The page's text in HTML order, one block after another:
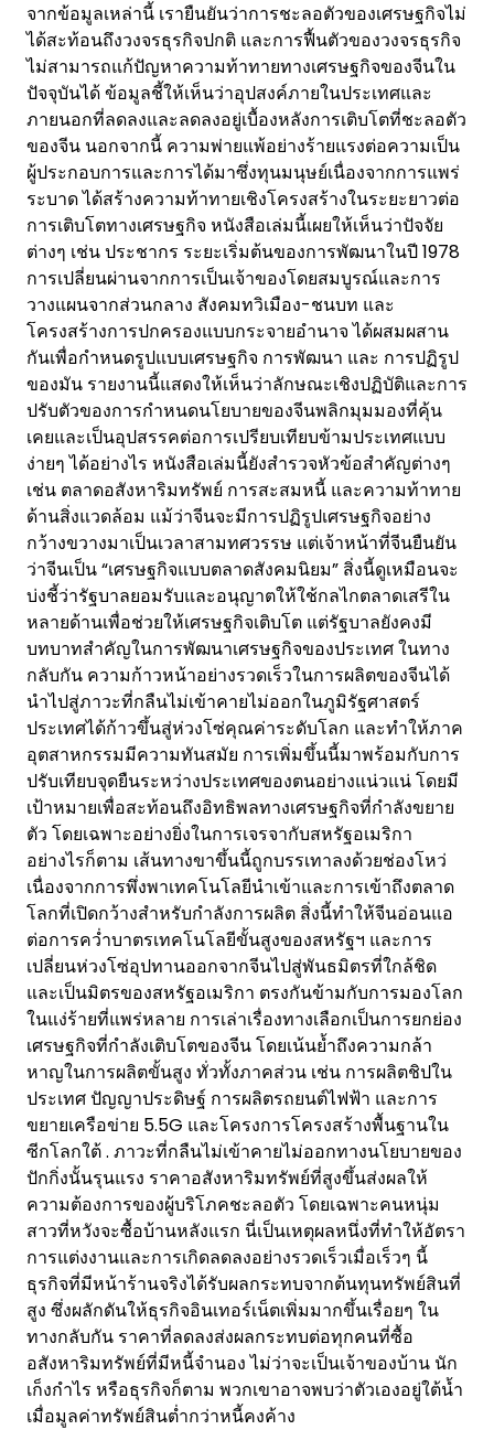
จากข้อมูลเหล่านี้ เรายืนยันว่าการชะลอตัวของเศรษฐกิจไม่
ได้สะท้อนถึงวงจรธุรกิจปกติ และการฟื้นตัวของวงจรธุรกิจ
ไม่สามารถแก้ปัญหาความท้าทายทางเศรษฐกิจของจีนใน
ปัจจุบันได้ ข้อมูลชี้ให้เห็นว่าอุปสงค์ภายในประเทศและ
ภายนอกที่ลดลงและลดลงอยู่เบื้องหลังการเติบโตที่ชะลอตัว
ของจีน นอกจากนี้ ความพ่ายแพ้อย่างร้ายแรงต่อความเป็น
ผู้ประกอบการและการได้มาซึ่งทุนมนุษย์เนื่องจากการแพร่
ระบาด ได้สร้างความท้าทายเชิงโครงสร้างในระยะยาวต่อ
การเติบโตทางเศรษฐกิจ หนังสือเล่มนี้เผยให้เห็นว่าปัจจัย
ต่างๆ เช่น ประชากร ระยะเริ่มต้นของการพัฒนาในปี 1978
การเปลี่ยนผ่านจากการเป็นเจ้าของโดยสมบูรณ์และการ
วางแผนจากส่วนกลาง สังคมทวิเมือง-ชนบท และ
โครงสร้างการปกครองแบบกระจายอำนาจ ได้ผสมผสาน
กันเพื่อกำหนดรูปแบบเศรษฐกิจ การพัฒนา และ การปฏิรูป
ของมัน รายงานนี้แสดงให้เห็นว่าลักษณะเชิงปฏิบัติและการ
ปรับตัวของการกำหนดนโยบายของจีนพลิกมุมมองที่คุ้น
เคยและเป็นอุปสรรคต่อการเปรียบเทียบข้ามประเทศแบบ
ง่ายๆ ได้อย่างไร หนังสือเล่มนี้ยังสำรวจหัวข้อสำคัญต่างๆ
เช่น ตลาดอสังหาริมทรัพย์ การสะสมหนี้ และความท้าทาย
ด้านสิ่งแวดล้อม แม้ว่าจีนจะมีการปฏิรูปเศรษฐกิจอย่าง
กว้างขวางมาเป็นเวลาสามทศวรรษ แต่เจ้าหน้าที่จีนยืนยัน
ว่าจีนเป็น “เศรษฐกิจแบบตลาดสังคมนิยม” สิ่งนี้ดูเหมือนจะ
บ่งชี้ว่ารัฐบาลยอมรับและอนุญาตให้ใช้กลไกตลาดเสรีใน
หลายด้านเพื่อช่วยให้เศรษฐกิจเติบโต แต่รัฐบาลยังคงมี
บทบาทสำคัญในการพัฒนาเศรษฐกิจของประเทศ ในทาง
กลับกัน ความก้าวหน้าอย่างรวดเร็วในการผลิตของจีนได้
นำไปสู่ภาวะที่กลืนไม่เข้าคายไม่ออกในภูมิรัฐศาสตร์
ประเทศได้ก้าวขึ้นสู่ห่วงโซ่คุณค่าระดับโลก และทำให้ภาค
อุตสาหกรรมมีความทันสมัย การเพิ่มขึ้นนี้มาพร้อมกับการ
ปรับเทียบจุดยืนระหว่างประเทศของตนอย่างแน่วแน่ โดยมี
เป้าหมายเพื่อสะท้อนถึงอิทธิพลทางเศรษฐกิจที่กำลังขยาย
ตัว โดยเฉพาะอย่างยิ่งในการเจรจากับสหรัฐอเมริกา
อย่างไรก็ตาม เส้นทางขาขึ้นนี้ถูกบรรเทาลงด้วยช่องโหว่
เนื่องจากการพึ่งพาเทคโนโลยีนำเข้าและการเข้าถึงตลาด
โลกที่เปิดกว้างสำหรับกำลังการผลิต สิ่งนี้ทำให้จีนอ่อนแอ
ต่อการคว่ำบาตรเทคโนโลยีขั้นสูงของสหรัฐฯ และการ
เปลี่ยนห่วงโซ่อุปทานออกจากจีนไปสู่พันธมิตรที่ใกล้ชิด
และเป็นมิตรของสหรัฐอเมริกา ตรงกันข้ามกับการมองโลก
ในแง่ร้ายที่แพร่หลาย การเล่าเรื่องทางเลือกเป็นการยกย่อง
เศรษฐกิจที่กำลังเติบโตของจีน โดยเน้นย้ำถึงความกล้า
หาญในการผลิตขั้นสูง ทั่วทั้งภาคส่วน เช่น การผลิตชิปใน
ประเทศ ปัญญาประดิษฐ์ การผลิตรถยนต์ไฟฟ้า และการ
ขยายเครือข่าย 5.5G และโครงการโครงสร้างพื้นฐานใน
ซีกโลกใต้ . ภาวะที่กลืนไม่เข้าคายไม่ออกทางนโยบายของ
ปักกิ่งนั้นรุนแรง ราคาอสังหาริมทรัพย์ที่สูงขึ้นส่งผลให้
ความต้องการของผู้บริโภคชะลอตัว โดยเฉพาะคนหนุ่ม
สาวที่หวังจะซื้อบ้านหลังแรก นี่เป็นเหตุผลหนึ่งที่ทำให้อัตรา
การแต่งงานและการเกิดลดลงอย่างรวดเร็วเมื่อเร็วๆ นี้
ธุรกิจที่มีหน้าร้านจริงได้รับผลกระทบจากต้นทุนทรัพย์สินที่
สูง ซึ่งผลักดันให้ธุรกิจอินเทอร์เน็ตเพิ่มมากขึ้นเรื่อยๆ ใน
ทางกลับกัน ราคาที่ลดลงส่งผลกระทบต่อทุกคนที่ซื้อ
อสังหาริมทรัพย์ที่มีหนี้จำนอง ไม่ว่าจะเป็นเจ้าของบ้าน นัก
เก็งกำไร หรือธุรกิจก็ตาม พวกเขาอาจพบว่าตัวเองอยู่ใต้น้ำ
เมื่อมูลค่าทรัพย์สินต่ำกว่าหนี้คงค้าง